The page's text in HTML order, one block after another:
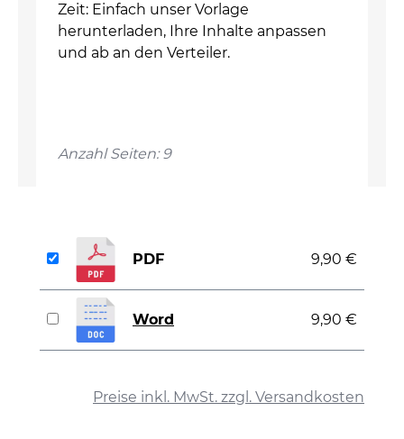
Zeit: Einfach unser Vorlage
herunterladen, Ihre Inhalte anpassen
und ab an den Verteiler.
Anzahl Seiten: 9
Preise inkl. MwSt. zzgl. Versandkosten
PDF 9,90 €
Word 9,90 €